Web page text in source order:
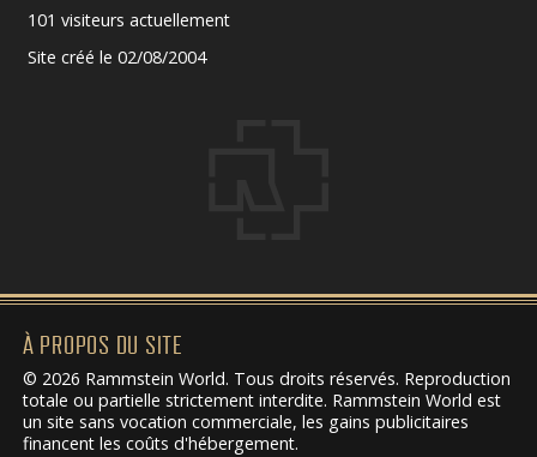
101 visiteurs actuellement
Site créé le 02/08/2004
À PROPOS DU SITE
© 2026 Rammstein World. Tous droits réservés. Reproduction
totale ou partielle strictement interdite. Rammstein World est
un site sans vocation commerciale, les gains publicitaires
financent les coûts d'hébergement.